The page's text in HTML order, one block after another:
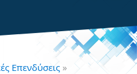
Επενδύσεις »